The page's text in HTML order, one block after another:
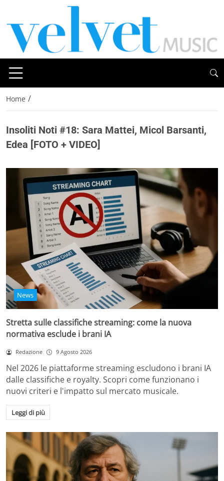
Home /
Insoliti Noti #18: Sara Mattei, Micol Barsanti,
Edea [FOTO + VIDEO]
News
Stretta sulle classifiche streaming: come la nuova
normativa esclude i brani IA
Redazione 9 Agosto 2026
Nel 2026 le piattaforme streaming escludono i brani IA
dalle classifiche e royalty. Scopri come funzionano i
nuovi criteri e l'impatto sul mercato musicale.
Leggi di più